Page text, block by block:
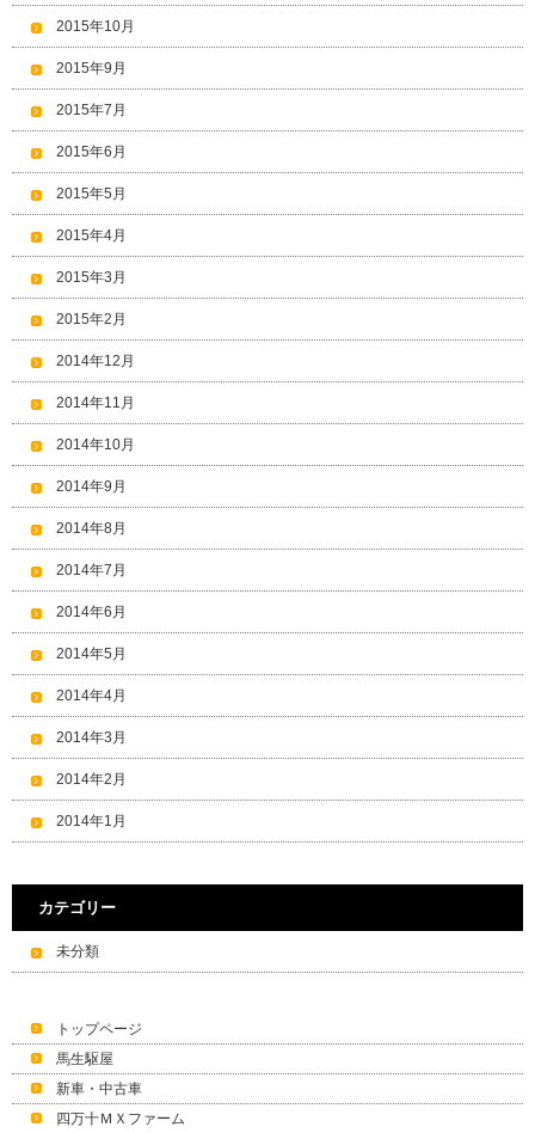
2015年10月
2015年9月
2015年7月
2015年6月
2015年5月
2015年4月
2015年3月
2015年2月
2014年12月
2014年11月
2014年10月
2014年9月
2014年8月
2014年7月
2014年6月
2014年5月
2014年4月
2014年3月
2014年2月
2014年1月
カテゴリー
未分類
トップページ
馬生駆屋
新車・中古車
四万十ＭＸファーム